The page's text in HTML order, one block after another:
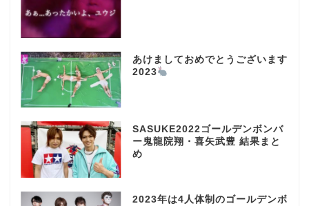
あけましておめでとうございます
2023
SASUKE2022ゴールデンボンバ
ー鬼龍院翔・喜矢武豊 結果まと
め
2023年は4人体制のゴールデンボ